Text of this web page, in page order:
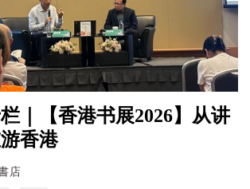
｜【香港书展2026】从讲
香港
店